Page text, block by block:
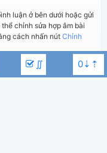
∬
luận ở bên dưới hoặc gửi
chỉnh sửa hợp âm bài
cách nhấn nút Chỉnh